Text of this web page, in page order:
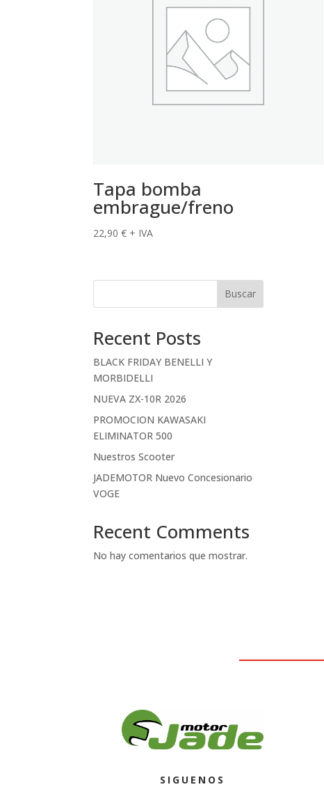
Tapa bomba
embrague/freno
22,90€ + IVA
Buscar
Recent Posts
BLACK FRIDAY BENELLI Y
MORBIDELLI
NUEVA ZX-10R 2026
PROMOCION KAWASAKI
ELIMINATOR 500
Nuestros Scooter
JADEMOTOR Nuevo Concesionario
VOGE
Recent Comments
No hay comentarios que mostrar.
SIGUENOS